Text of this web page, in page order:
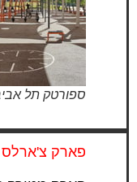
ספורטק תל
פארק צ'ארלס